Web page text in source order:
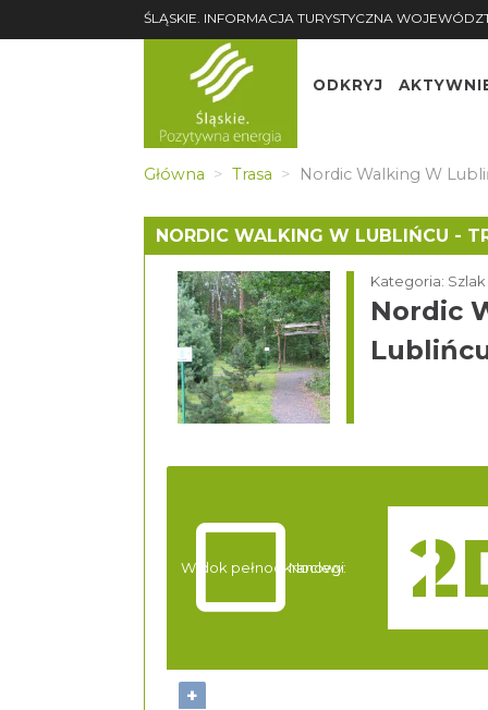
ŚLĄSKIE. INFORMACJA TURYSTYCZNA
ODKRYJ
Główna Trasa Nordic Walking W
NORDIC WALKING W LUBLIŃCU -
Kategoria:
Nordic
+
Widok pełnoekranowy:
Noclegi